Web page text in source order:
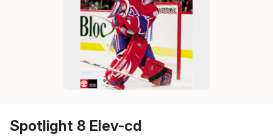
Spotlight 8 Elev-cd